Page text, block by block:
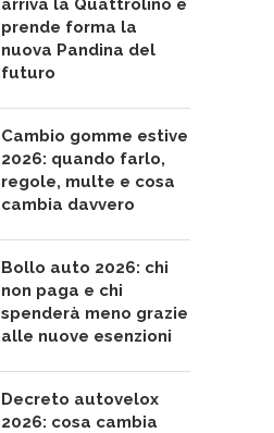
arriva la Quattrolino e
prende forma la
nuova Pandina del
futuro
Cambio gomme estive
2026: quando farlo,
regole, multe e cosa
cambia davvero
Bollo auto 2026: chi
non paga e chi
spenderà meno grazie
alle nuove esenzioni
Decreto autovelox
2026: cosa cambia